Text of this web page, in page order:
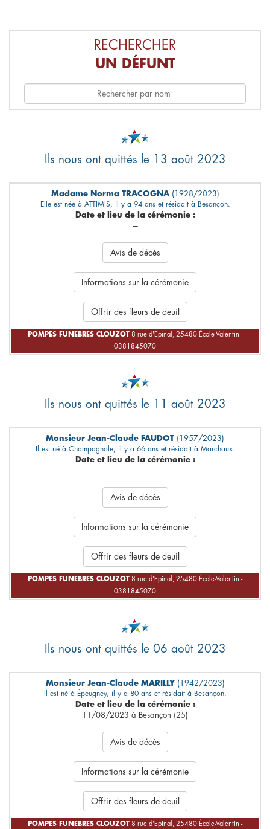
RECHERCHER
UN DÉFUNT
Ils nous ont quittés le 13 août 2023
Madame Norma TRACOGNA (1928/2023)
Elle est née à ATTIMIS, il y a 94 ans et résidait à Besançon.
Date et lieu de la cérémonie :
---
Avis de décès
Informations sur la cérémonie
Offrir des fleurs de deuil
POMPES FUNEBRES CLOUZOT 8 rue d'Epinal, 25480 École-Valentin -
0381845070
Ils nous ont quittés le 11 août 2023
Monsieur Jean-Claude FAUDOT (1957/2023)
Il est né à Champagnole, il y a 66 ans et résidait à Marchaux.
Date et lieu de la cérémonie :
---
Avis de décès
Informations sur la cérémonie
Offrir des fleurs de deuil
POMPES FUNEBRES CLOUZOT 8 rue d'Epinal, 25480 École-Valentin -
0381845070
Ils nous ont quittés le 06 août 2023
Monsieur Jean-Claude MARILLY (1942/2023)
Il est né à Épeugney, il y a 80 ans et résidait à Besançon.
Date et lieu de la cérémonie :
11/08/2023 à Besançon (25)
Avis de décès
Informations sur la cérémonie
Offrir des fleurs de deuil
POMPES FUNEBRES CLOUZOT 8 rue d'Epinal, 25480 École-Valentin -